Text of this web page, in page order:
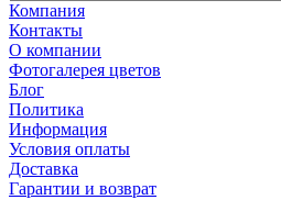
Компания
Контакты
О компании
Фотогалерея цветов
Блог
Политика
Информация
Условия оплаты
Доставка
Гарантии и возврат